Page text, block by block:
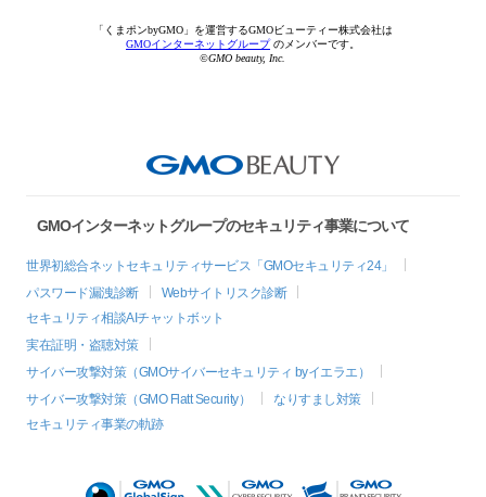
「くまポンbyGMO」を運営するGMOビューティー株式会社は
GMOインターネットグループのメンバーです。
©GMO beauty, Inc.
GMOインターネットグループのセキュリティ事業について
世界初総合ネットセキュリティサービス「GMOセキュリティ24」
パスワード漏洩診断
Webサイトリスク診断
セキュリティ相談AIチャットボット
実在証明・盗聴対策
サイバー攻撃対策（GMOサイバーセキュリティ byイエラエ）
サイバー攻撃対策（GMO Flatt Security）
なりすまし対策
セキュリティ事業の軌跡